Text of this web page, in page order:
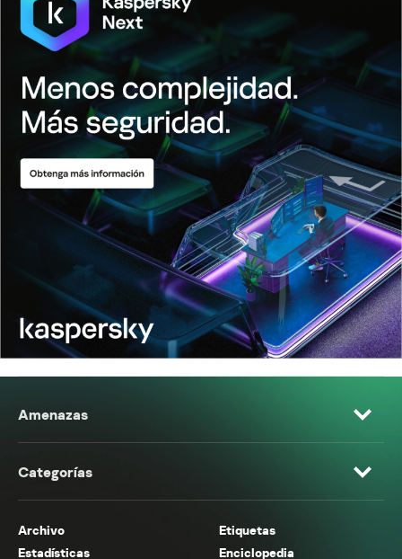
Amenazas
Categorías
Archivo
Etiquetas
Estadísticas
Enciclopedia